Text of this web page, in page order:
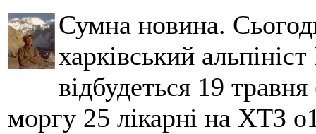
Сумна новина.
харківський
відбудеться 19
моргу 25 лікарні на ХТЗ